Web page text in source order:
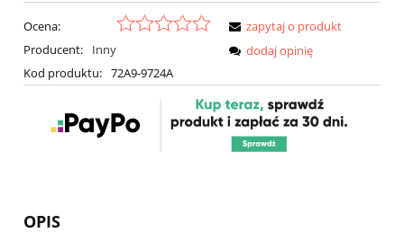
Ocena:
Producent:
Inny
Kod produktu: 72A9-9724A
zapytaj o produkt
dodaj opinię
OPIS